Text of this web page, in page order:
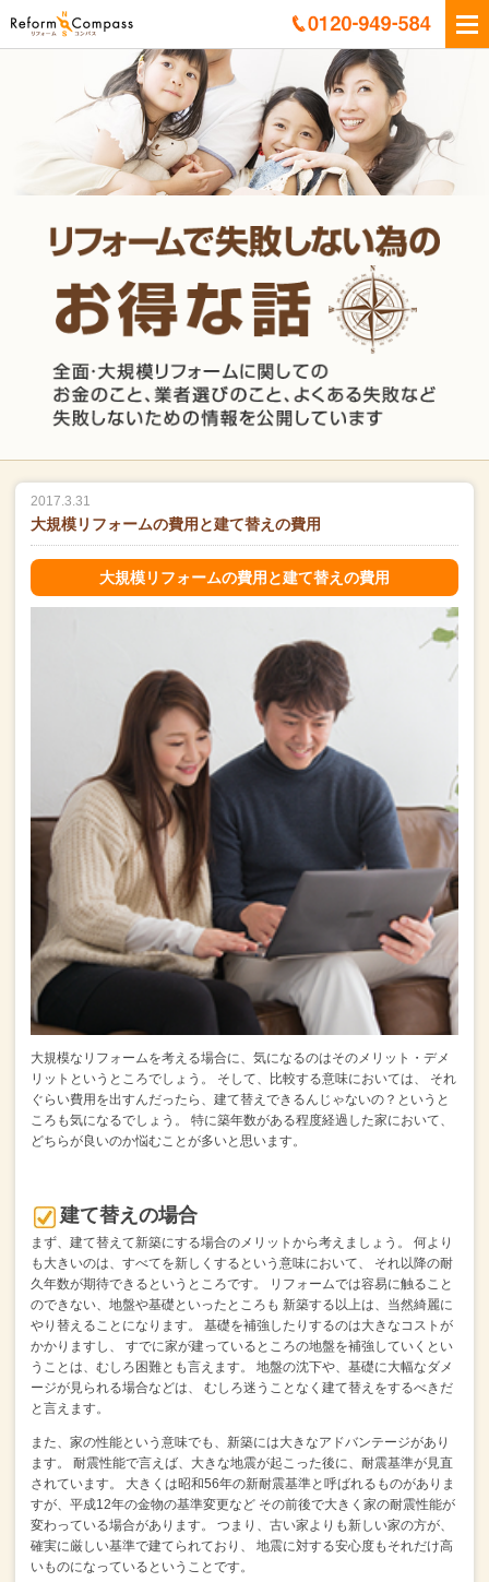
2017.3.31
大規模リフォームの費用と建て替えの費用
大規模リフォームの費用と建て替えの費用
大規模なリフォームを考える場合に、気になるのはそのメリット・デメ
リットというところでしょう。
そして、比較する意味においては、
それ
ぐらい費用を出すんだったら、建て替えできるんじゃないの？というと
ころも気になるでしょう。
特に築年数がある程度経過した家において、
どちらが良いのか悩むことが多いと思います。
建て替えの場合
まず、建て替えて新築にする場合のメリットから考えましょう。
何より
も大きいのは、すべてを新しくするという意味において、
それ以降の耐
久年数が期待できるというところです。
リフォームでは容易に触ること
のできない、地盤や基礎といったところも 新築する以上は、当然綺麗に
やり替えることになります。
基礎を補強したりするのは大きなコストが
かかりますし、
すでに家が建っているところの地盤を補強していくとい
うことは、むしろ困難とも言えます。
地盤の沈下や、基礎に大幅なダメ
ージが見られる場合などは、
むしろ迷うことなく建て替えをするべきだ
と言えます。
また、家の性能という意味でも、新築には大きなアドバンテージがあり
ます。
耐震性能で言えば、大きな地震が起こった後に、耐震基準が見直
されています。
大きくは昭和56年の新耐震基準と呼ばれるものがありま
すが、平成12年の金物の基準変更など その前後で大きく家の耐震性能が
変わっている場合があります。
つまり、古い家よりも新しい家の方が、
確実に厳しい基準で建てられており、
地震に対する安心度もそれだけ高
いものになっているということです。